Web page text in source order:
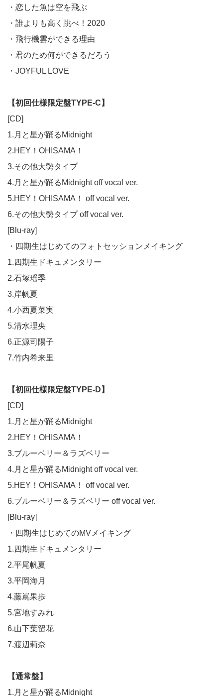
・恋した魚は空を飛ぶ
・誰よりも高く跳べ！2020
・飛行機雲ができる理由
・君のため何ができるだろう
・JOYFUL LOVE
【初回仕様限定盤TYPE-C】
[CD]
1.月と星が踊るMidnight
2.HEY！OHISAMA！
3.その他大勢タイプ
4.月と星が踊るMidnight off vocal ver.
5.HEY！OHISAMA！ off vocal ver.
6.その他大勢タイプ off vocal ver.
[Blu-ray]
・四期生はじめてのフォトセッションメイキング
1.四期生ドキュメンタリー
2.石塚瑶季
3.岸帆夏
4.小西夏菜実
5.清水理央
6.正源司陽子
7.竹内希来里
【初回仕様限定盤TYPE-D】
[CD]
1.月と星が踊るMidnight
2.HEY！OHISAMA！
3.ブルーベリー＆ラズベリー
4.月と星が踊るMidnight off vocal ver.
5.HEY！OHISAMA！ off vocal ver.
6.ブルーベリー＆ラズベリー off vocal ver.
[Blu-ray]
・四期生はじめてのMVメイキング
1.四期生ドキュメンタリー
2.平尾帆夏
3.平岡海月
4.藤嶌果歩
5.宮地すみれ
6.山下葉留花
7.渡辺莉奈
【通常盤】
1.月と星が踊るMidnight